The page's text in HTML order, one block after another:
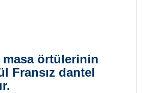
masa örtülerinin
Fransız dantel